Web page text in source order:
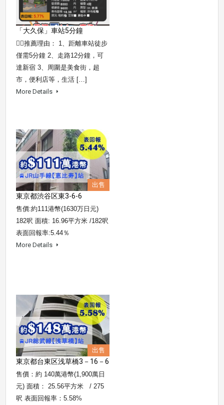
「大久保」車站5分鐘
👍🏼推薦理由： 1、距離車站徒步
僅需5分鐘 2、走路12分鐘，可
達新宿 3、周圍是美食街，超
市，便利店等，生活 […]
More Details
出售
東京都渋谷区東3-6-6
售價:約111港幣(1630万日元)
182呎 面積: 16.96平方米 /182呎
表面回報率:5.44％
More Details
出售
東京都台東区浅草橋3－16－6
售價：約 140萬港幣(1,900萬日
元) 面積： 25.56平方米 / 275
呎 表面回報率：5.58%